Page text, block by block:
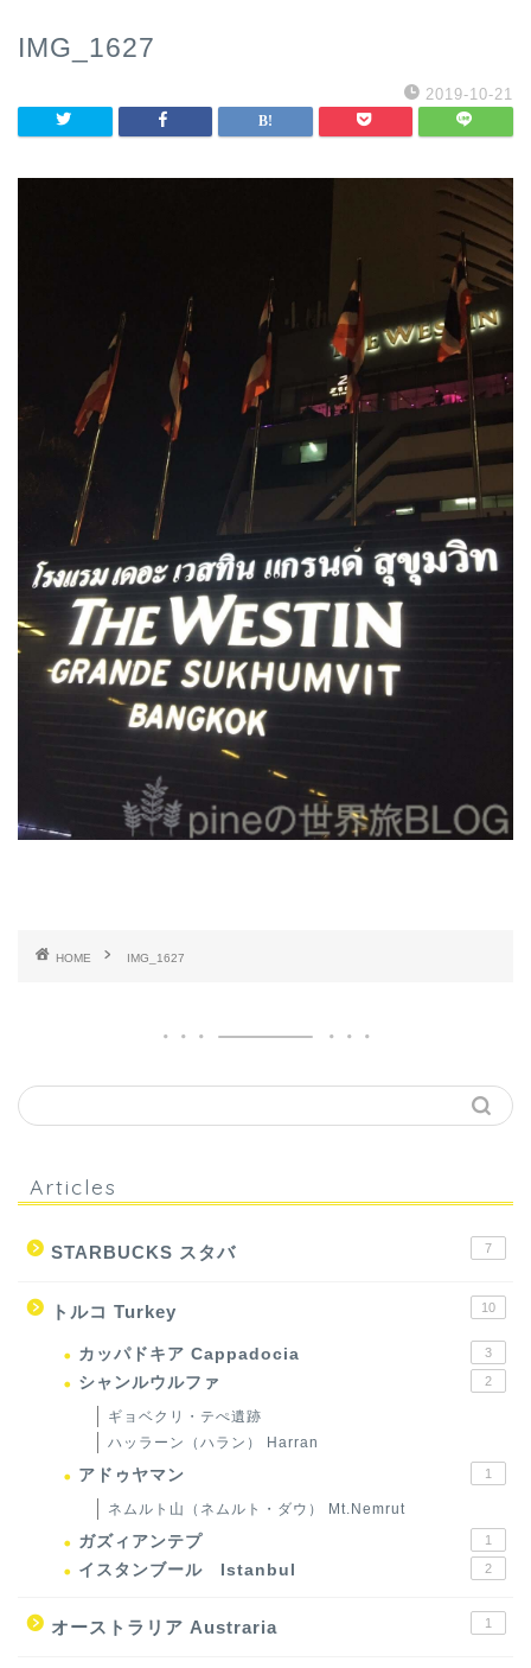
IMG_1627
2019-10-21
HOME IMG_1627
Articles
STARBUCKS スタバ 7
トルコ Turkey 10
カッパドキア Cappadocia 3
シャンルウルファ 2
ギョベクリ・テぺ遺跡
ハッラーン（ハラン） Harran
アドゥヤマン 1
ネムルト山（ネムルト・ダウ） Mt.Nemrut
ガズィアンテプ 1
イスタンブール Istanbul 2
オーストラリア Austraria 1